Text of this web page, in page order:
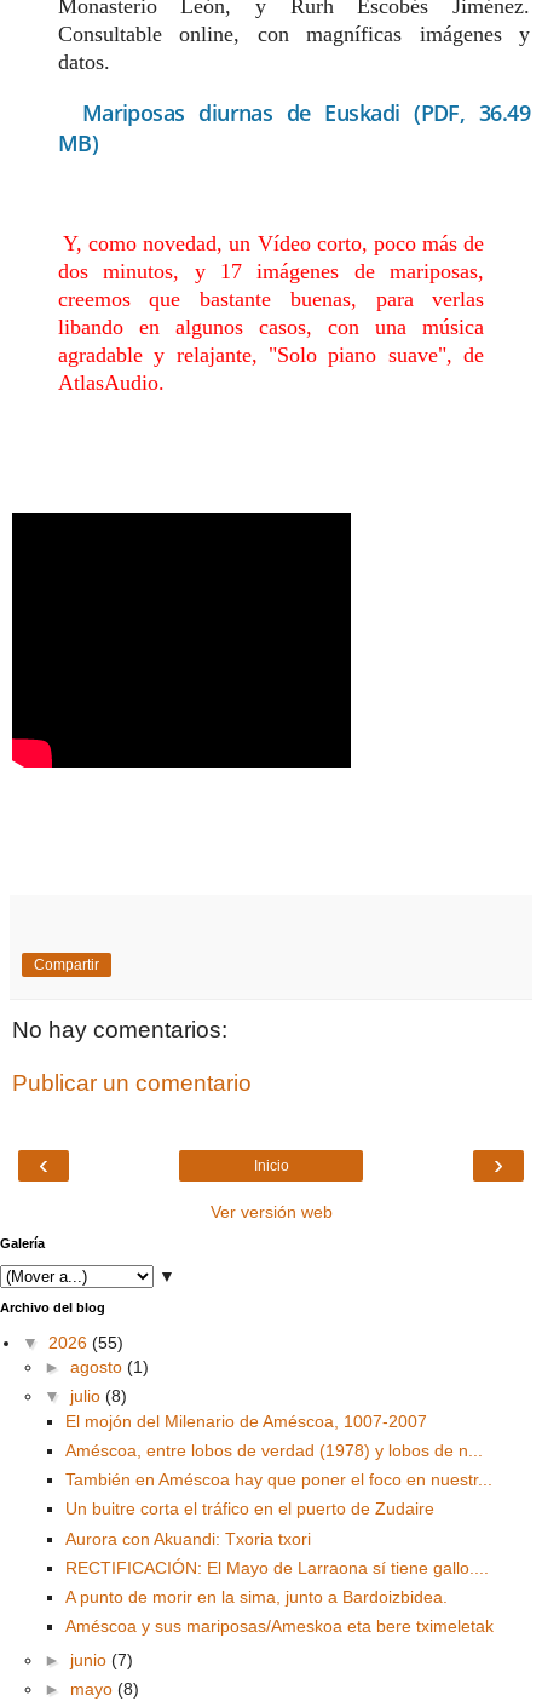
Monasterio León, y Rurh Escobés Jiménez.
Consultable online, con magníficas imágenes y
datos.
Mariposas diurnas de Euskadi (PDF, 36.49
MB)
Y, como novedad, un Vídeo corto, poco más de
dos minutos, y 17 imágenes de mariposas,
creemos que bastante buenas, para verlas
libando en algunos casos, con una música
agradable y relajante, "Solo piano suave", de
AtlasAudio.
Compartir
No hay comentarios:
Publicar un comentario
‹ ›
Inicio
Ver versión web
Galería
▼
Archivo del blog
▼ 2026 (55)
► agosto (1)
▼ julio (8)
El mojón del Milenario de Améscoa, 1007-2007
Améscoa, entre lobos de verdad (1978) y lobos de n...
También en Améscoa hay que poner el foco en nuestr...
Un buitre corta el tráfico en el puerto de Zudaire
Aurora con Akuandi: Txoria txori
RECTIFICACIÓN: El Mayo de Larraona sí tiene gallo....
A punto de morir en la sima, junto a Bardoizbidea.
Améscoa y sus mariposas/Ameskoa eta bere tximeletak
► junio (7)
► mayo (8)